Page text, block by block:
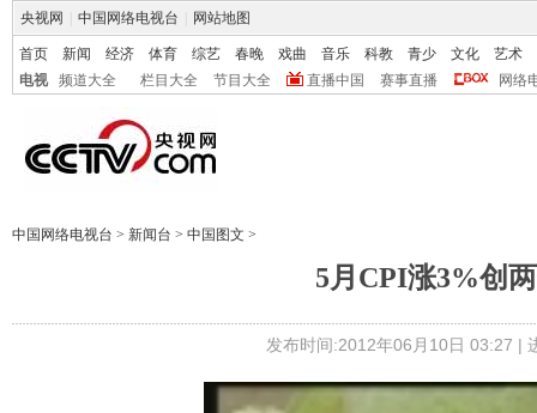
央视网 中国网络电视台 网站地图
首页 新闻 经济 体育 综艺 春晚 戏曲 音乐 科教 青少 文化
艺术
电视
频道大全 栏目大全 节目大全 直播中国 赛事直播 网络
中国网络电视台 > 新闻台 > 中国图文 >
5月CPI涨3%创
发布时间:2012年06月10日 03:27 |